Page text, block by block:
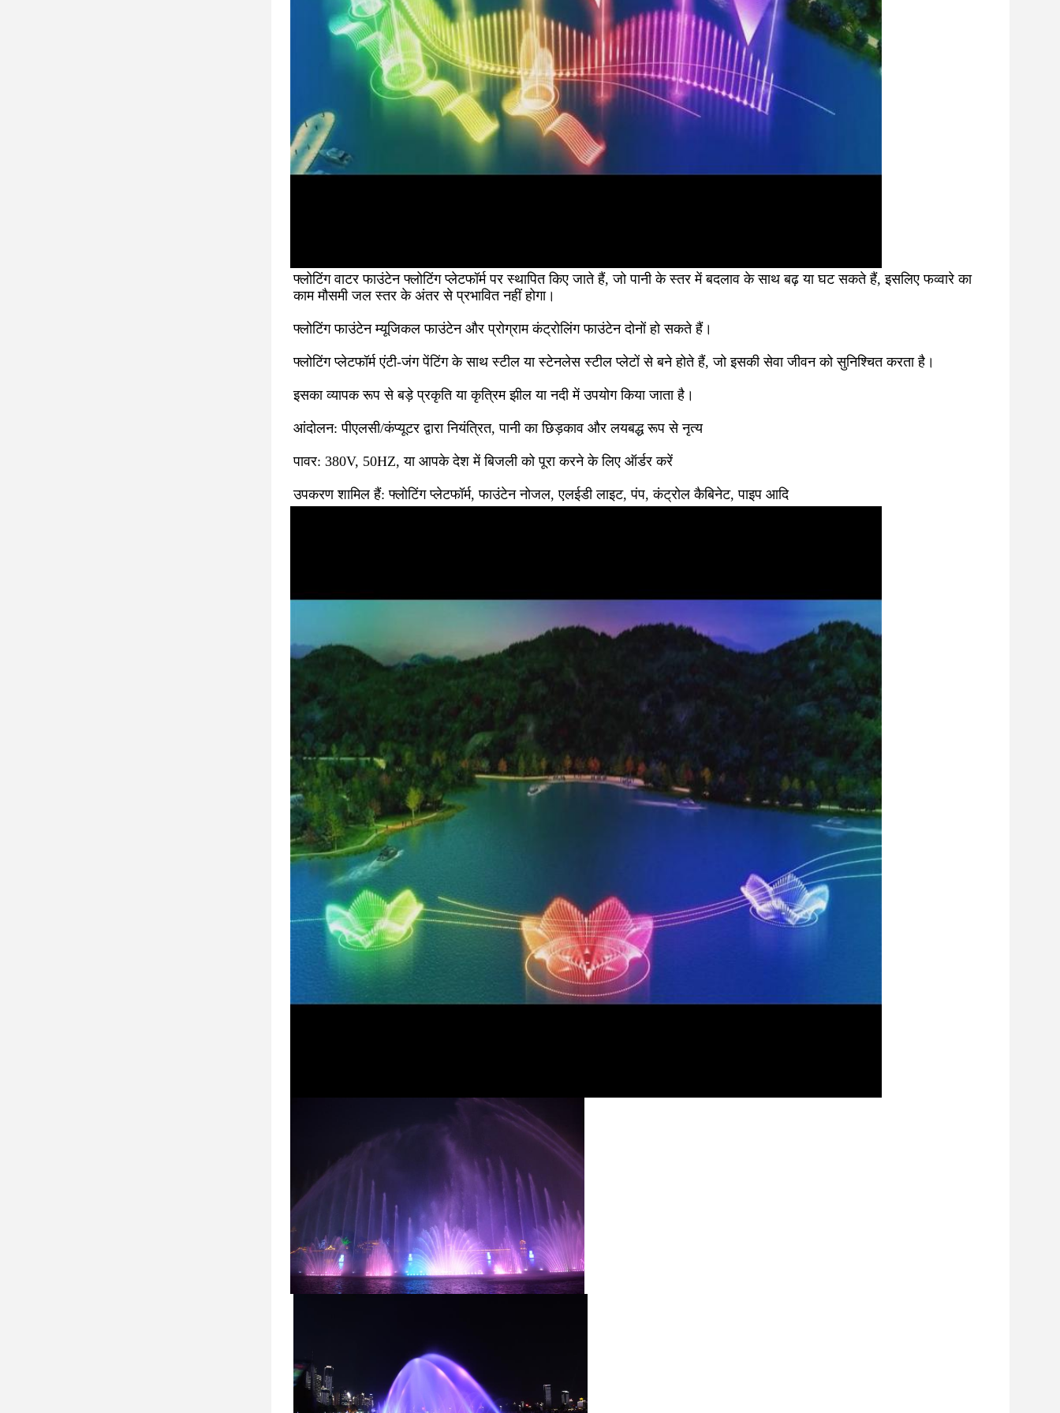
फ्लोटिंग वाटर फाउंटेन फ्लोटिंग प्लेटफॉर्म पर स्थापित किए जाते हैं, जो पानी के स्तर में बदलाव के साथ बढ़ या घट सकते हैं, इसलिए फव्वारे का
काम मौसमी जल स्तर के अंतर से प्रभावित नहीं होगा।
फ्लोटिंग फाउंटेन म्यूजिकल फाउंटेन और प्रोग्राम कंट्रोलिंग फाउंटेन दोनों हो सकते हैं।
फ्लोटिंग प्लेटफॉर्म एंटी-जंग पेंटिंग के साथ स्टील या स्टेनलेस स्टील प्लेटों से बने होते हैं, जो इसकी सेवा जीवन को सुनिश्चित करता है।
इसका व्यापक रूप से बड़े प्रकृति या कृत्रिम झील या नदी में उपयोग किया जाता है।
आंदोलन: पीएलसी/कंप्यूटर द्वारा नियंत्रित, पानी का छिड़काव और लयबद्ध रूप से नृत्य
पावर: 380V, 50HZ, या आपके देश में बिजली को पूरा करने के लिए ऑर्डर करें
उपकरण शामिल हैं: फ्लोटिंग प्लेटफॉर्म, फाउंटेन नोजल, एलईडी लाइट, पंप, कंट्रोल कैबिनेट, पाइप आदि